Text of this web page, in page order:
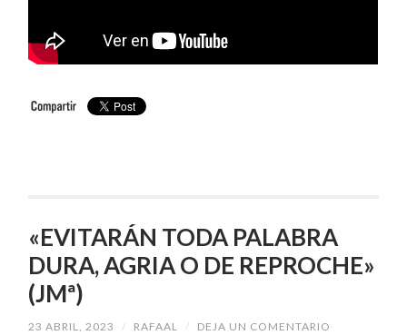
«EVITARÁN TODA PALABRA
DURA, AGRIA O DE REPROCHE»
(JMª)
23 ABRIL, 2023 / RAFAAL / DEJA UN COMENTARIO